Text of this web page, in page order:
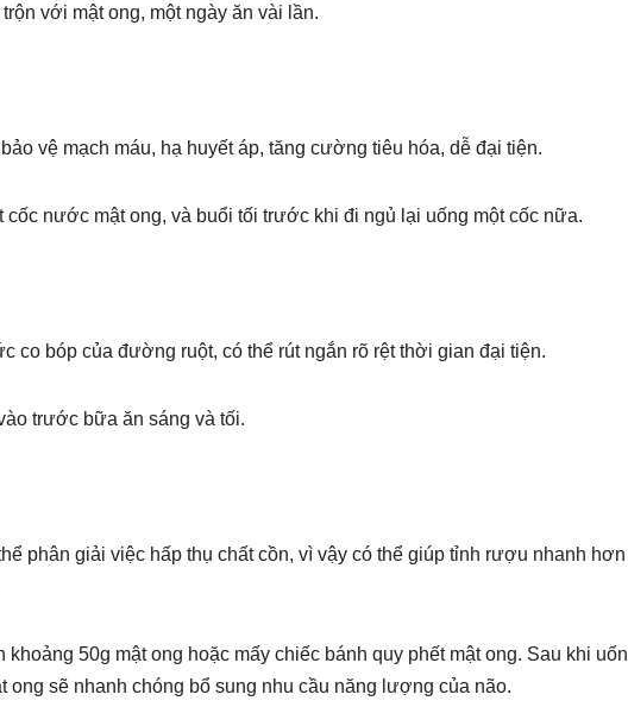
với mật ong, một ngày ăn vài lần.
vệ mạch máu, hạ huyết áp, tăng cường tiêu hóa, dễ đại tiện.
nước mật ong, và buổi tối trước khi đi ngủ lại uống một cốc nữa.
co bóp của đường ruột, có thể rút ngắn rõ rệt thời gian đại tiện.
trước bữa ăn sáng và tối.
phân giải việc hấp thụ chất cồn, vì vậy có thể giúp tỉnh rượu nhanh
50g mật ong hoặc mấy chiếc bánh quy phết mật ong. Sau khi
sẽ nhanh chóng bổ sung nhu cầu năng lượng của não.